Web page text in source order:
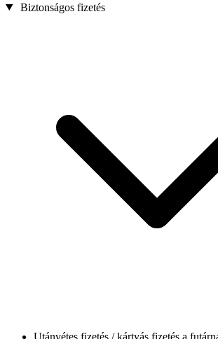
Biztonságos fizetés
Utánvétes fizetés / kártyás fizetés a